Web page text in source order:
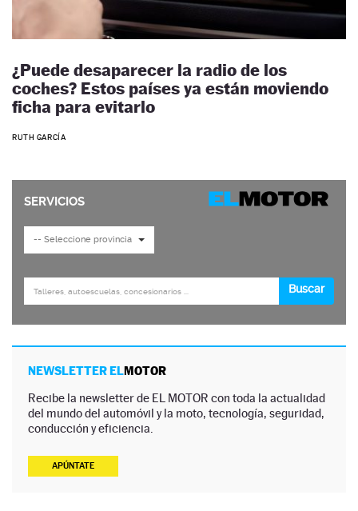
¿Puede desaparecer la radio de los
coches? Estos países ya están moviendo
ficha para evitarlo
RUTH GARCÍA
NEWSLETTER ELMOTOR
Recibe la newsletter de EL MOTOR con toda la actualidad
del mundo del automóvil y la moto, tecnología, seguridad,
conducción y eficiencia.
APÚNTATE